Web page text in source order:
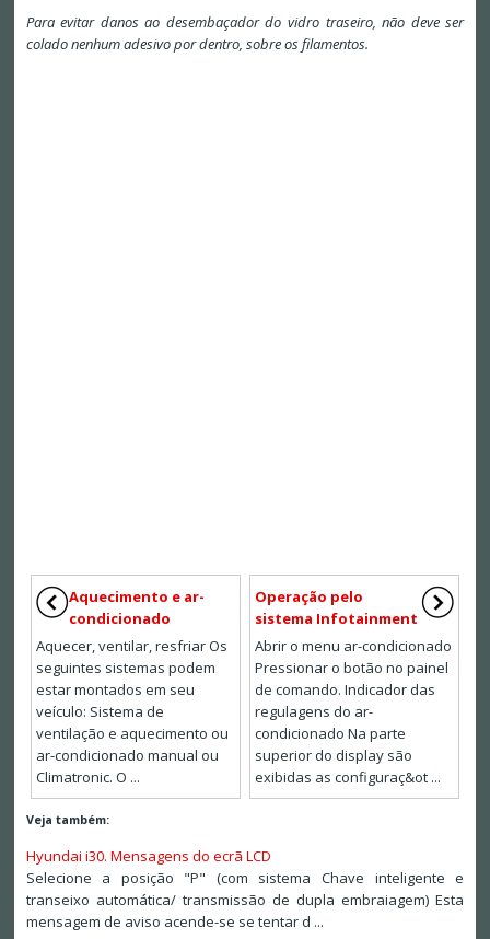
Para evitar danos ao desembaçador do vidro traseiro, não deve ser
colado nenhum adesivo por dentro, sobre os filamentos.
Aquecimento e ar-
condicionado
Aquecer, ventilar, resfriar Os
seguintes sistemas podem
estar montados em seu
veículo: Sistema de
ventilação e aquecimento ou
ar-condicionado manual ou
Climatronic. O ...
Operação pelo
sistema Infotainment
Abrir o menu ar-condicionado
Pressionar o botão no painel
de comando. Indicador das
regulagens do ar-
condicionado Na parte
superior do display são
exibidas as configuraç&ot ...
Veja também:
Hyundai i30. Mensagens do ecrã LCD
Selecione a posição "P" (com sistema Chave inteligente e
transeixo automática/ transmissão de dupla embraiagem) Esta
mensagem de aviso acende-se se tentar d ...